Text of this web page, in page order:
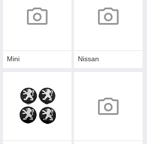
Mini Nissan